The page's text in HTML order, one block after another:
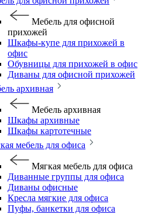
Мебель для офисной
прихожей
Шкафы-купе для прихожей в
офис
Обувницы для прихожей в офис
Диваны для офисной прихожей
архивная
Мебель архивная
Шкафы архивные
Шкафы картотечные
мебель для офиса
Мягкая мебель для офиса
Диванные группы для офиса
Диваны офисные
Кресла мягкие для офиса
Пуфы, банкетки для офиса